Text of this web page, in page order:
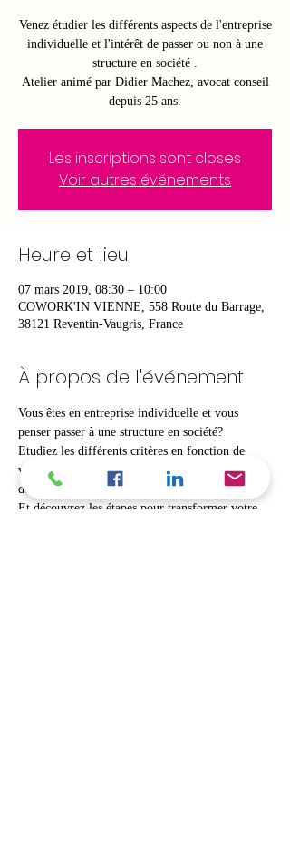
Venez étudier les différents aspects de l'entreprise
individuelle et l'intérêt de passer ou non à une
structure en société .
Atelier animé par Didier Machez, avocat conseil
depuis 25 ans.
Les inscriptions sont closes
Voir autres événements
Heure et lieu
07 mars 2019, 08:30 – 10:00
COWORK'IN VIENNE, 558 Route du Barrage,
38121 Reventin-Vaugris, France
À propos de l'événement
Vous êtes en entreprise individuelle et vous
penser passer à une structure en société?
Etudiez les différents critères en fonction de
votre évolution afin de pouvoir prendre la bonne
décision?
Et découvrez les étapes pour transformer votre